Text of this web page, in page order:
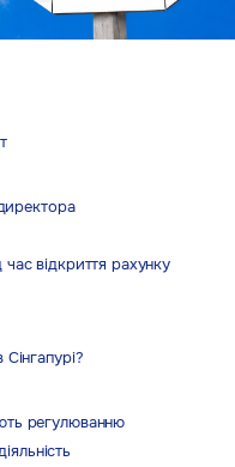
час відкриття рахунку
регулюванню